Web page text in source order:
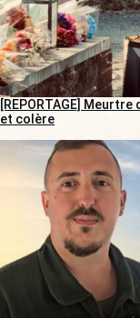
[REPORTAGE]
et colère